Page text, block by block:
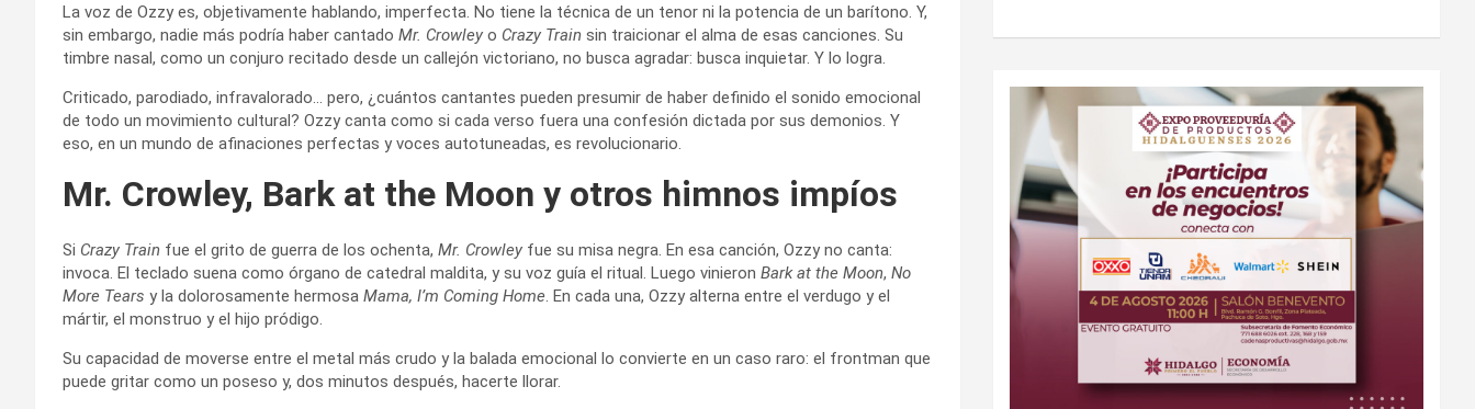
La voz de Ozzy es, objetivamente hablando, imperfecta. No tiene la técnica de un tenor ni la potencia de un barítono. Y,
sin embargo, nadie más podría haber cantado Mr. Crowley o Crazy Train sin traicionar el alma de esas canciones. Su
timbre nasal, como un conjuro recitado desde un callejón victoriano, no busca agradar: busca inquietar. Y lo logra.
Criticado, parodiado, infravalorado… pero, ¿cuántos cantantes pueden presumir de haber definido el sonido emocional
de todo un movimiento cultural? Ozzy canta como si cada verso fuera una confesión dictada por sus demonios. Y
eso, en un mundo de afinaciones perfectas y voces autotuneadas, es revolucionario.
Mr. Crowley, Bark at the Moon y otros himnos impíos
Si Crazy Train fue el grito de guerra de los ochenta, Mr. Crowley fue su misa negra. En esa canción, Ozzy no canta:
invoca. El teclado suena como órgano de catedral maldita, y su voz guía el ritual. Luego vinieron Bark at the Moon, No
More Tears y la dolorosamente hermosa Mama, I’m Coming Home. En cada una, Ozzy alterna entre el verdugo y el
mártir, el monstruo y el hijo pródigo.
Su capacidad de moverse entre el metal más crudo y la balada emocional lo convierte en un caso raro: el frontman que
puede gritar como un poseso y, dos minutos después, hacerte llorar.